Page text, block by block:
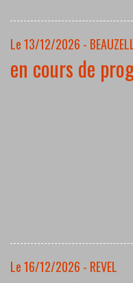
Le 13/12/2026 -
en cours de
Le 16/12/2026 - REVEL